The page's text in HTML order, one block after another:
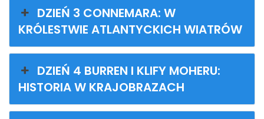
DZIEŃ 3 CONNEMARA: W
KRÓLESTWIE ATLANTYCKICH WIATRÓW
DZIEŃ 4 BURREN I KLIFY MOHERU:
HISTORIA W KRAJOBRAZACH